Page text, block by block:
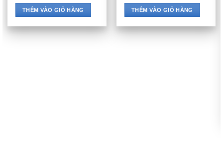
THÊM VÀO GIỎ HÀNG THÊM VÀO GIỎ HÀNG